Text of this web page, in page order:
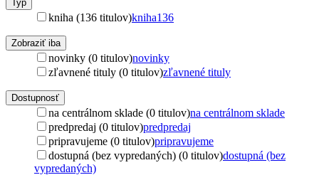
Typ
kniha (136 titulov)kniha136
Zobraziť iba
novinky (0 titulov)novinky
zľavnené tituly (0 titulov)zľavnené tituly
Dostupnosť
na centrálnom sklade (0 titulov)na centrálnom sklade
predpredaj (0 titulov)predpredaj
pripravujeme (0 titulov)pripravujeme
dostupná (bez vypredaných) (0 titulov)dostupná (bez
vypredaných)